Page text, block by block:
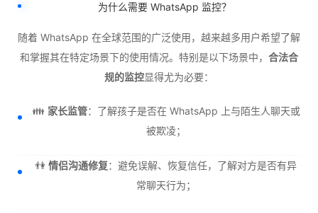
为什么需要 WhatsApp 监控？
随着 WhatsApp 在全球范围的广泛使用，越来越多用户希望了解
和掌握其在特定场景下的使用情况。特别是以下场景中， 合法合
规的监控显得尤为必要：
👪 家长监管：了解孩子是否在 WhatsApp 上与陌生人聊天或
被欺凌；
👫 情侣沟通修复：避免误解、恢复信任，了解对方是否有异
常聊天行为；